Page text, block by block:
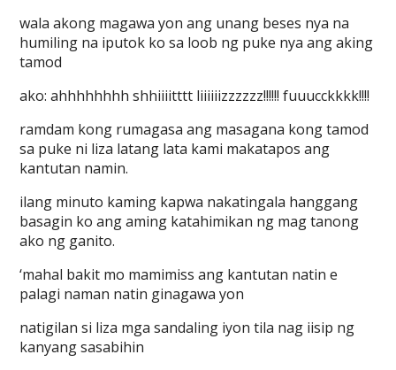
wala akong magawa yon ang unang beses nya na
humiling na iputok ko sa loob ng puke nya ang aking
tamod
ako: ahhhhhhhh shhiiiitttt liiiiiizzzzzz!!!!!! fuuucckkkk!!!!
ramdam kong rumagasa ang masagana kong tamod
sa puke ni liza latang lata kami makatapos ang
kantutan namin.
ilang minuto kaming kapwa nakatingala hanggang
basagin ko ang aming katahimikan ng mag tanong
ako ng ganito.
‘mahal bakit mo mamimiss ang kantutan natin e
palagi naman natin ginagawa yon
natigilan si liza mga sandaling iyon tila nag iisip ng
kanyang sasabihin